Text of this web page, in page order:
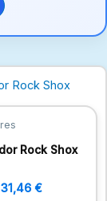
Rock Shox
31,46 €